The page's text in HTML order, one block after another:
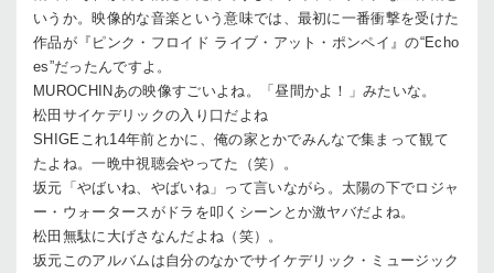
いうか。映像的な音楽という意味では、最初に一番衝撃を受けた
作品が『ピンク・フロイド ライブ・アット・ポンペイ』の“Echo
es”だったんですよ。
MUROCHINあの映像すごいよね。「昼間かよ！」みたいな。
松田 サイケデリックの入り口だよね
SHIGE これ14年前とかに、俺の家とかでみんなで集まって観て
たよね。一晩中視聴会やってた（笑）。
坂元 「やばいね、やばいね」って言いながら。太陽の下でロジャ
ー・ウォータースがドラを叩くシーンとか激ヤバだよね。
松田 無駄に大げさなんだよね（笑）。
坂元 このアルバムは自分のなかでサイケデリック・ミュージック